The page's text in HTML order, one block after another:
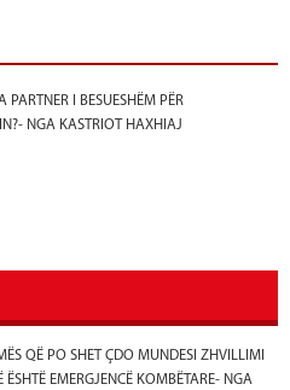
PARTNER I BESUESHËM PËR
NGA KASTRIOT HAXHIAJ
QË PO SHET ÇDO MUNDESI ZHVILLIMI
ËSHTË EMERGJENCË KOMBËTARE- NGA